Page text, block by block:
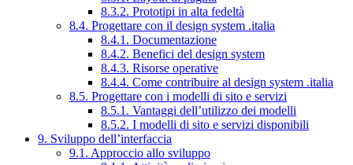
8.3.2. Prototipi in alta fedeltà
8.4. Progettare con il design system .italia
8.4.1. Documentazione
8.4.2. Benefici del design system
8.4.3. Risorse operative
8.4.4. Come contribuire al design system .italia
8.5. Progettare con i modelli di sito e servizi
8.5.1. Vantaggi dell’utilizzo dei modelli
8.5.2. I modelli di sito e servizi disponibili
9. Sviluppo dell’interfaccia
9.1. Approccio allo sviluppo